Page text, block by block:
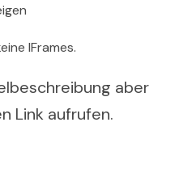
IFrames.
aber
Link aufrufen.